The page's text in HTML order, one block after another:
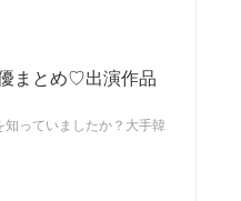
まとめ♡出演作品
っていましたか？大手韓